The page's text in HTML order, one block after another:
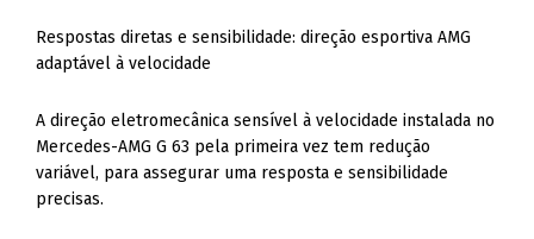
Respostas diretas e sensibilidade: direção esportiva AMG
adaptável à velocidade
A direção eletromecânica sensível à velocidade instalada no
Mercedes-AMG G 63 pela primeira vez tem redução
variável, para assegurar uma resposta e sensibilidade
precisas.